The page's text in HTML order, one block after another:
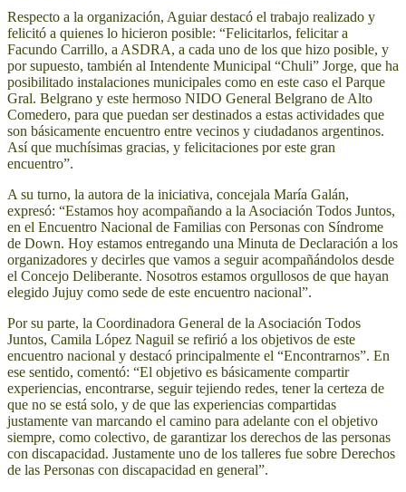
Respecto a la organización, Aguiar destacó el trabajo realizado y
felicitó a quienes lo hicieron posible: “Felicitarlos, felicitar a
Facundo Carrillo, a ASDRA, a cada uno de los que hizo posible, y
por supuesto, también al Intendente Municipal “Chuli” Jorge, que ha
posibilitado instalaciones municipales como en este caso el Parque
Gral. Belgrano y este hermoso NIDO General Belgrano de Alto
Comedero, para que puedan ser destinados a estas actividades que
son básicamente encuentro entre vecinos y ciudadanos argentinos.
Así que muchísimas gracias, y felicitaciones por este gran
encuentro”.
A su turno, la autora de la iniciativa, concejala María Galán,
expresó: “Estamos hoy acompañando a la Asociación Todos Juntos,
en el Encuentro Nacional de Familias con Personas con Síndrome
de Down. Hoy estamos entregando una Minuta de Declaración a los
organizadores y decirles que vamos a seguir acompañándolos desde
el Concejo Deliberante. Nosotros estamos orgullosos de que hayan
elegido Jujuy como sede de este encuentro nacional”.
Por su parte, la Coordinadora General de la Asociación Todos
Juntos, Camila López Naguil se refirió a los objetivos de este
encuentro nacional y destacó principalmente el “Encontrarnos”. En
ese sentido, comentó: “El objetivo es básicamente compartir
experiencias, encontrarse, seguir tejiendo redes, tener la certeza de
que no se está solo, y de que las experiencias compartidas
justamente van marcando el camino para adelante con el objetivo
siempre, como colectivo, de garantizar los derechos de las personas
con discapacidad. Justamente uno de los talleres fue sobre Derechos
de las Personas con discapacidad en general”.